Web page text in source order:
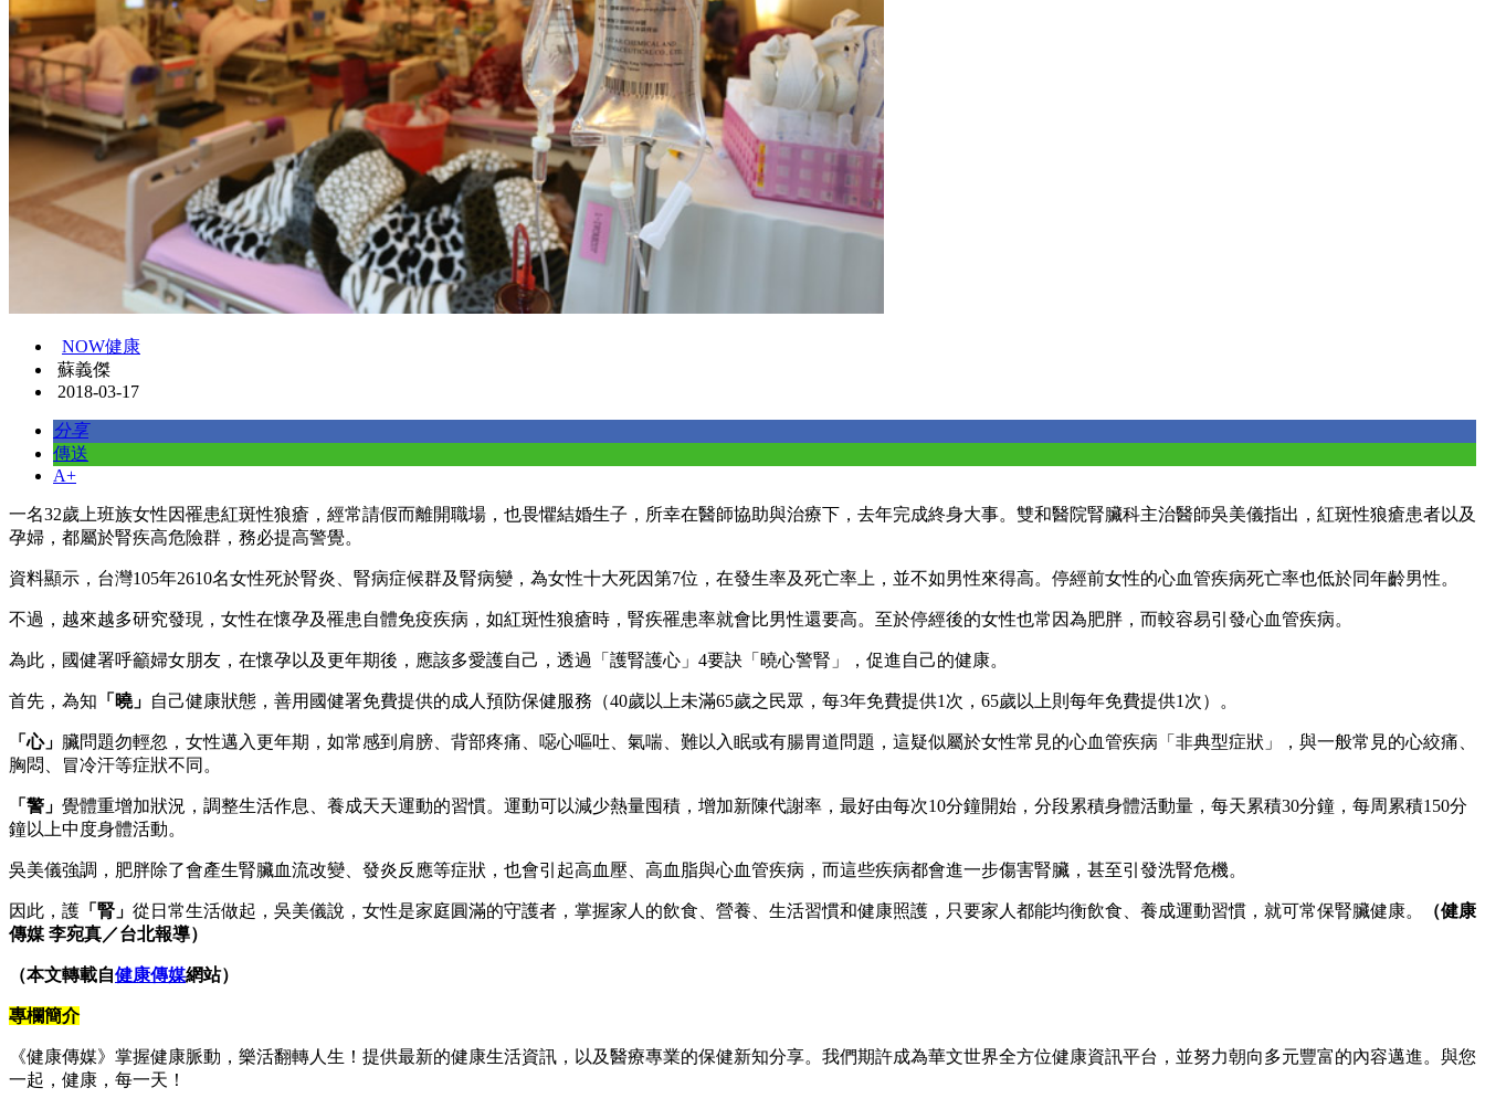
NOW健康
蘇義傑
2018-03-17
分享
傳送
A+
一名32歲上班族女性因罹患紅斑性狼瘡，經常請假而離開職場，也畏懼結婚生子，所幸在醫師協助與治療下，去年完成終身大事。雙和醫院腎臟科主治醫師吳美儀指出，紅斑性狼瘡患者以及
孕婦，都屬於腎疾高危險群，務必提高警覺。
資料顯示，台灣105年2610名女性死於腎炎、腎病症候群及腎病變，為女性十大死因第7位，在發生率及死亡率上，並不如男性來得高。停經前女性的心血管疾病死亡率也低於同年齡男性。
不過，越來越多研究發現，女性在懷孕及罹患自體免疫疾病，如紅斑性狼瘡時，腎疾罹患率就會比男性還要高。至於停經後的女性也常因為肥胖，而較容易引發心血管疾病。
為此，國健署呼籲婦女朋友，在懷孕以及更年期後，應該多愛護自己，透過「護腎護心」4要訣「曉心警腎」，促進自己的健康。
首先，為知 「曉」 自己健康狀態，善用國健署免費提供的成人預防保健服務（40歲以上未滿65歲之民眾，每3年免費提供1次，65歲以上則每年免費提供1次）。
「心」 臟問題勿輕忽，女性邁入更年期，如常感到肩膀、背部疼痛、噁心嘔吐、氣喘、難以入眠或有腸胃道問題，這疑似屬於女性常見的心血管疾病「非典型症狀」，與一般常見的心絞痛、
胸悶、冒冷汗等症狀不同。
「警」 覺體重增加狀況，調整生活作息、養成天天運動的習慣。運動可以減少熱量囤積，增加新陳代謝率，最好由每次10分鐘開始，分段累積身體活動量，每天累積30分鐘，每周累積150分
鐘以上中度身體活動。
吳美儀強調，肥胖除了會產生腎臟血流改變、發炎反應等症狀，也會引起高血壓、高血脂與心血管疾病，而這些疾病都會進一步傷害腎臟，甚至引發洗腎危機。
因此，護 「腎」 從日常生活做起，吳美儀說，女性是家庭圓滿的守護者，掌握家人的飲食、營養、生活習慣和健康照護，只要家人都能均衡飲食、養成運動習慣，就可常保腎臟健康。
（健康
傳媒 李宛真／台北報導）
（本文轉載自健康傳媒網站）
專欄簡介
《健康傳媒》掌握健康脈動，樂活翻轉人生！提供最新的健康生活資訊，以及醫療專業的保健新知分享。我們期許成為華文世界全方位健康資訊平台，並努力朝向多元豐富的內容邁進。與您
一起，健康，每一天！